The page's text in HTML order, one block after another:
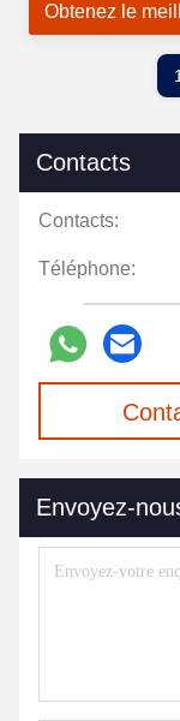
en verre
Obtenez le
1
Contacts
Contacts:
Téléphone:
Envoyez-